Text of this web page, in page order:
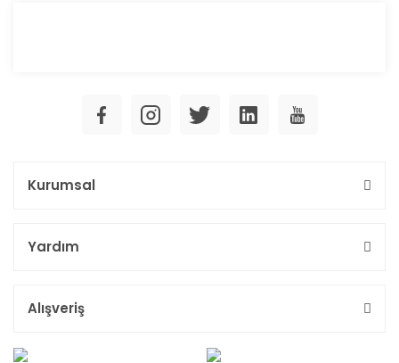
Kurumsal
Yardım
Alışveriş